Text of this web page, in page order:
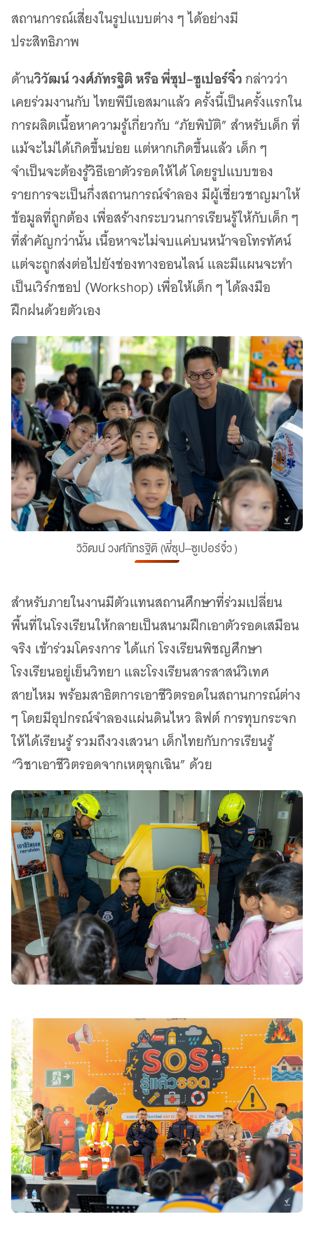
สถานการณ์เสี่ยงในรูปแบบต่าง ๆ ได้อย่างมี
ประสิทธิภาพ
ด้านวิวัฒน์ วงศ์ภัทรฐิติ หรือ พี่ซุป–ซูเปอร์จิ๋วกล่าวว่า
เคยร่วมงานกับ ไทยพีบีเอสมาแล้ว ครั้งนี้เป็นครั้งแรกใน
การผลิตเนื้อหาความรู้เกี่ยวกับ “ภัยพิบัติ” สำหรับเด็ก ที่
แม้จะไม่ได้เกิดขึ้นบ่อย แต่หากเกิดขึ้นแล้ว เด็ก ๆ
จำเป็นจะต้องรู้วิธีเอาตัวรอดให้ได้ โดยรูปแบบของ
รายการจะเป็นกึ่งสถานการณ์จำลอง มีผู้เชี่ยวชาญมาให้
ข้อมูลที่ถูกต้อง เพื่อสร้างกระบวนการเรียนรู้ให้กับเด็ก ๆ
ที่สำคัญกว่านั้น เนื้อหาจะไม่จบแค่บนหน้าจอโทรทัศน์
แต่จะถูกส่งต่อไปยังช่องทางออนไลน์ และมีแผนจะทำ
เป็นเวิร์กชอป (Workshop) เพื่อให้เด็ก ๆ ได้ลงมือ
ฝึกฝนด้วยตัวเอง
วิวัฒน์ วงศ์ภัทรฐิติ (พี่ซุป–ซูเปอร์จิ๋ว )
สำหรับภายในงานมีตัวแทนสถานศึกษาที่ร่วมเปลี่ยน
พื้นที่ในโรงเรียนให้กลายเป็นสนามฝึกเอาตัวรอดเสมือน
จริง เข้าร่วมโครงการ ได้แก่ โรงเรียนพิชญศึกษา
โรงเรียนอยู่เย็นวิทยา และโรงเรียนสารสาสน์วิเทศ
สายไหม พร้อมสาธิตการเอาชีวิตรอดในสถานการณ์ต่าง
ๆ โดยมีอุปกรณ์จำลองแผ่นดินไหว ลิฟต์ การทุบกระจก
ให้ได้เรียนรู้ รวมถึงวงเสวนา เด็กไทยกับการเรียนรู้
“วิชาเอาชีวิตรอดจากเหตุฉุกเฉิน” ด้วย